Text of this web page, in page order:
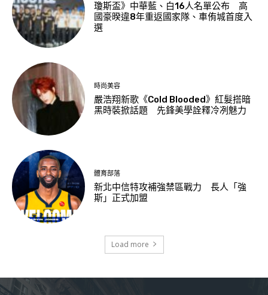
瓊斯盃》中華藍、白16人名單公布 高
國豪暌違8年重返國家隊、車侑城首度入
選
時尚美容
嚴浩翔新歌《Cold Blooded》紅髮搭暗
黑時裝掀話題 先鋒美學詮釋冷冽魅力
體育部落
新北中信特攻補強禁區戰力 長人「強
斯」正式加盟
Load more